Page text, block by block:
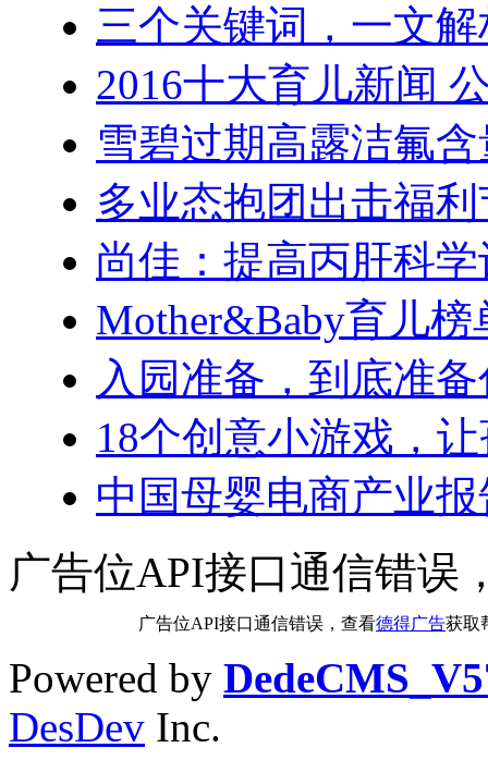
三个关键词，一文
2016十大育儿新闻
雪碧过期高露洁氟
多业态抱团出击福
尚佳：提高丙肝科
Mother&Baby育儿
入园准备，到底准
18个创意小游戏，
中国母婴电商产业
广告位API接口通信错误
广告位API接口通信错误，查看德得广告获取
Powered by
DesDev Inc.